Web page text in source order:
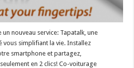
nouveau service: Tapatalk, une
vous simplifiant la vie. Installez
smartphone et partagez,
en 2 clics! Co-voiturage